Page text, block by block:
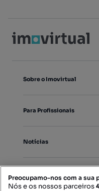
Sobre o Imovirtual
Para Profissionais
Notícias
Preocupamo-nos com a sua
Nós e os nossos parceiros